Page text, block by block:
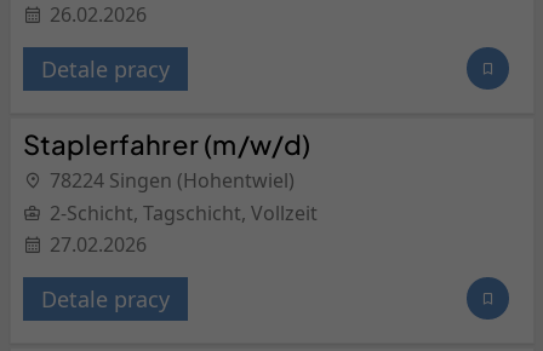
26.02.2026
Detale pracy
Staplerfahrer (m/w/d)
78224 Singen (Hohentwiel)
2-Schicht, Tagschicht, Vollzeit
27.02.2026
Detale pracy